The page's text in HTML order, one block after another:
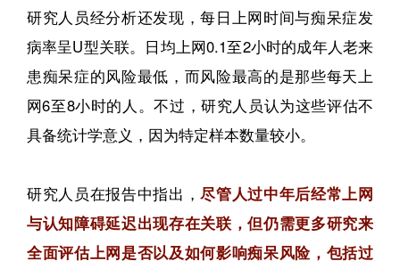
研究人员经分析还发现，每日上网时间与痴呆症发
病率呈U型关联。日均上网0.1至2小时的成年人老来
患痴呆症的风险最低，而风险最高的是那些每天上
网6至8小时的人。不过，研究人员认为这些评估不
具备统计学意义，因为特定样本数量较小。
研究人员在报告中指出，尽管人过中年后经常上网
与认知障碍延迟出现存在关联，但仍需更多研究来
全面评估上网是否以及如何影响痴呆风险，包括过